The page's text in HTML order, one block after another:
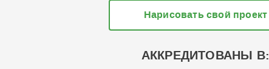
Нарисовать свой проект
АККРЕДИТОВАНЫ В: